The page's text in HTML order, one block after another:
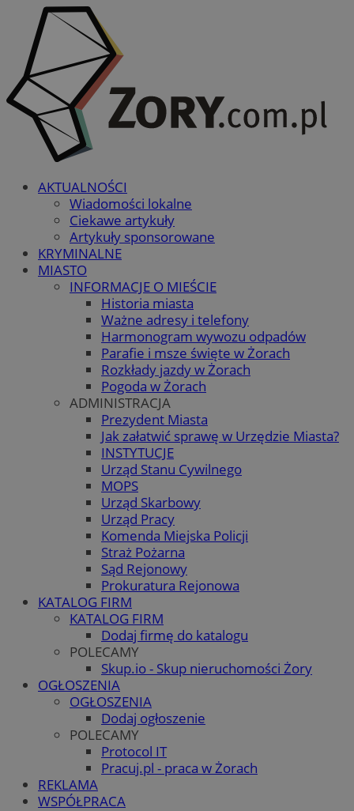
AKTUALNOŚCI
Wiadomości lokalne
Ciekawe artykuły
Artykuły sponsorowane
KRYMINALNE
MIASTO
INFORMACJE O MIEŚCIE
Historia miasta
Ważne adresy i telefony
Harmonogram wywozu odpadów
Parafie i msze święte w Żorach
Rozkłady jazdy w Żorach
Pogoda w Żorach
ADMINISTRACJA
Prezydent Miasta
Jak załatwić sprawę w Urzędzie Miasta?
INSTYTUCJE
Urząd Stanu Cywilnego
MOPS
Urząd Skarbowy
Urząd Pracy
Komenda Miejska Policji
Straż Pożarna
Sąd Rejonowy
Prokuratura Rejonowa
KATALOG FIRM
KATALOG FIRM
Dodaj firmę do katalogu
POLECAMY
Skup.io - Skup nieruchomości Żory
OGŁOSZENIA
OGŁOSZENIA
Dodaj ogłoszenie
POLECAMY
Protocol IT
Pracuj.pl - praca w Żorach
REKLAMA
WSPÓŁPRACA